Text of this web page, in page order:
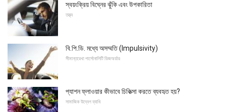
স্বয়ংক্রিয় বিঘ্নের ঝুঁকি এবং উপকারিতা
তত্ত্ব
বি.পি.ডি. মধ্যে অসম্মতি (Impulsivity)
সীমান্তরেখা পার্সোনালিটি ডিজঅর্ডার
প্যাশন ফ্লাওয়ার কীভাবে চিকিত্সা করতে ব্যবহৃত হয়?
সামাজিক উদ্বেগ ব্যাধি